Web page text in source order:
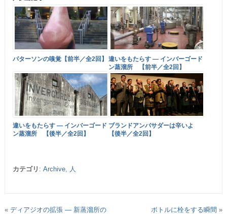
パターソンの嗅覚【前半／全2回】
違いをもたらす ― インバーゴード
ン蒸溜所 【前半／全2回】
違いをもたらす ― インバーゴード
ン蒸溜所 【後半／全2回】
ブランドアンバサダーは辛いよ
【後半／全2回】
カテゴリ : Archive, 人
« ディアジオの拡張 ― 新蒸溜所の
ボトルに栓をする瞬間 »